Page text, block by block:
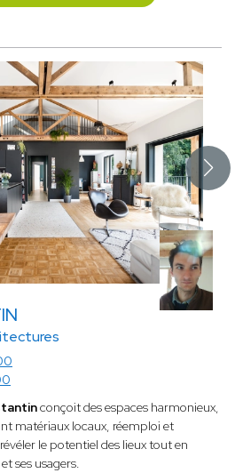
conçoit des espaces harmonieux,
matériaux locaux, réemploi et
le potentiel des lieux tout en
ses usagers.